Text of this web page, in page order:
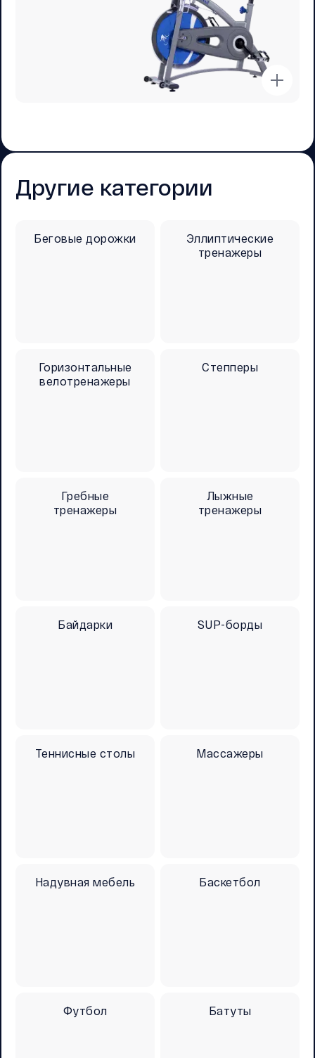
Другие категории
Беговые дорожки
Эллиптические
тренажеры
Горизонтальные
велотренажеры
Степперы
Гребные
тренажеры
Лыжные
тренажеры
Байдарки SUP-борды
Теннисные столы Массажеры
Надувная мебель Баскетбол
Футбол Батуты